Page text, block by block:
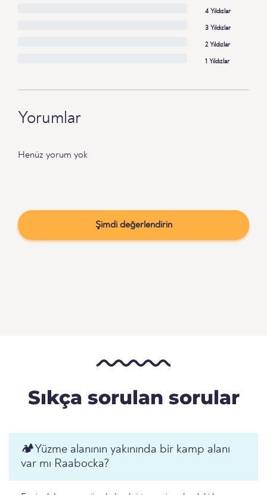
4 Yıldızlar
3 Yıldızlar
2 Yıldızlar
1 Yıldızlar
Yorumlar
Henüz yorum yok
Şimdi değerlendirin
Sıkça sorulan sorular
🏕️️Yüzme alanının yakınında bir kamp alanı
var mı Raabocka?